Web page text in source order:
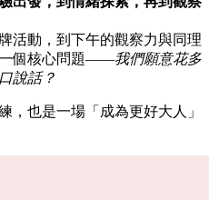
活動，到下午的觀察力與同理
一個核心問題——我們願意花多
說話？
，也是一場「成為更好大人」